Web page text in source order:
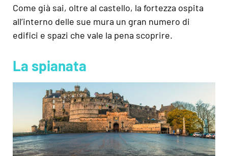
Come già sai, oltre al castello, la fortezza ospita
all’interno delle sue mura un gran numero di
edifici e spazi che vale la pena scoprire.
La spianata